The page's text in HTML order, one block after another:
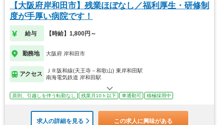
【大阪府岸和田市】残業ほぼなし／福利厚生・研修制
度が手厚い病院です！
給与 【時給】1,800円～
勤務地 大阪府 岸和田市
アクセス
ＪＲ阪和線(天王寺－和歌山) 東岸和田駅
南海電気鉄道 岸和田駅
原則、引越しを伴う転勤なし 残業月10ｈ以下 車通勤可 積極採用中
求人の詳細を見る この求人に興味がある